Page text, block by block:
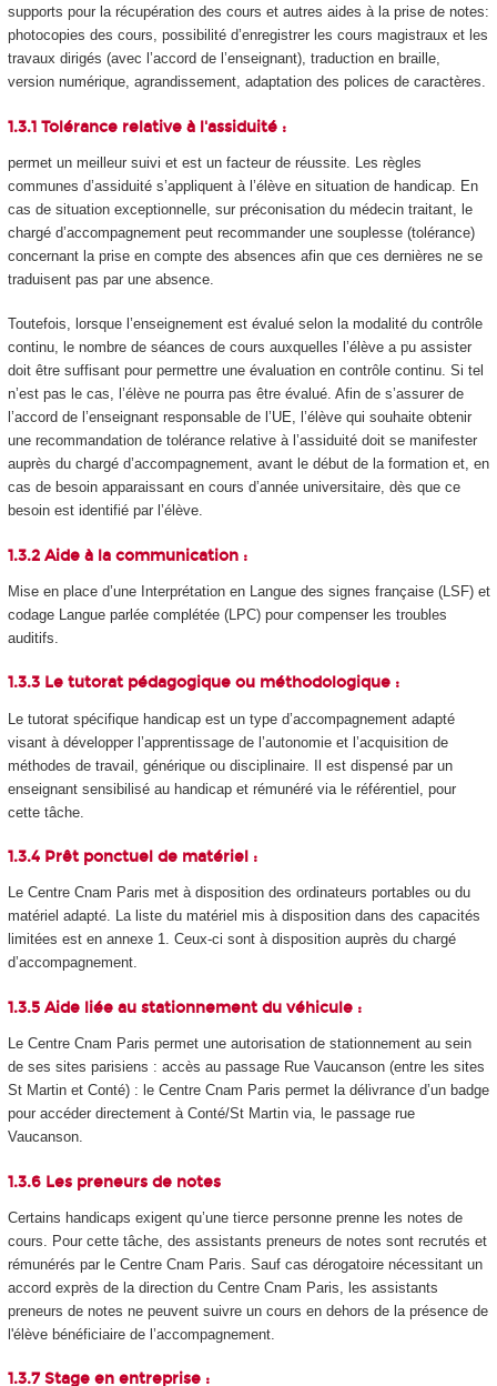
supports pour la récupération des cours et autres aides à la prise de notes:
photocopies des cours, possibilité d’enregistrer les cours magistraux et les
travaux dirigés (avec l’accord de l’enseignant), traduction en braille,
version numérique, agrandissement, adaptation des polices de caractères.
1.3.1 Tolérance relative à l'assiduité :
permet un meilleur suivi et est un facteur de réussite. Les règles
communes d’assiduité s’appliquent à l’élève en situation de handicap. En
cas de situation exceptionnelle, sur préconisation du médecin traitant, le
chargé d’accompagnement peut recommander une souplesse (tolérance)
concernant la prise en compte des absences afin que ces dernières ne se
traduisent pas par une absence.
Toutefois, lorsque l’enseignement est évalué selon la modalité du contrôle
continu, le nombre de séances de cours auxquelles l’élève a pu assister
doit être suffisant pour permettre une évaluation en contrôle continu. Si tel
n’est pas le cas, l’élève ne pourra pas être évalué. Afin de s’assurer de
l’accord de l’enseignant responsable de l’UE, l’élève qui souhaite obtenir
une recommandation de tolérance relative à l’assiduité doit se manifester
auprès du chargé d’accompagnement, avant le début de la formation et, en
cas de besoin apparaissant en cours d’année universitaire, dès que ce
besoin est identifié par l’élève.
1.3.2 Aide à la communication :
Mise en place d’une Interprétation en Langue des signes française (LSF) et
codage Langue parlée complétée (LPC) pour compenser les troubles
auditifs.
1.3.3 Le tutorat pédagogique ou méthodologique :
Le tutorat spécifique handicap est un type d’accompagnement adapté
visant à développer l’apprentissage de l’autonomie et l’acquisition de
méthodes de travail, générique ou disciplinaire. Il est dispensé par un
enseignant sensibilisé au handicap et rémunéré via le référentiel, pour
cette tâche.
1.3.4 Prêt ponctuel de matériel :
Le Centre Cnam Paris met à disposition des ordinateurs portables ou du
matériel adapté. La liste du matériel mis à disposition dans des capacités
limitées est en annexe 1. Ceux-ci sont à disposition auprès du chargé
d’accompagnement.
1.3.5 Aide liée au stationnement du véhicule :
Le Centre Cnam Paris permet une autorisation de stationnement au sein
de ses sites parisiens : accès au passage Rue Vaucanson (entre les sites
St Martin et Conté) : le Centre Cnam Paris permet la délivrance d’un badge
pour accéder directement à Conté/St Martin via, le passage rue
Vaucanson.
1.3.6 Les preneurs de notes
Certains handicaps exigent qu’une tierce personne prenne les notes de
cours. Pour cette tâche, des assistants preneurs de notes sont recrutés et
rémunérés par le Centre Cnam Paris. Sauf cas dérogatoire nécessitant un
accord exprès de la direction du Centre Cnam Paris, les assistants
preneurs de notes ne peuvent suivre un cours en dehors de la présence de
l'élève bénéficiaire de l’accompagnement.
1.3.7 Stage en entreprise :